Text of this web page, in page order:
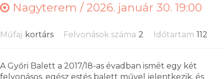
Nagyterem /2026. január 30. 19:00
Műfaj kortárs Felvonások száma 2 Időtartam 112
A Győri Balett a 2017/18-as évadban ismét egy két
felvonásos, egész estés balett művel jelentkezik, és